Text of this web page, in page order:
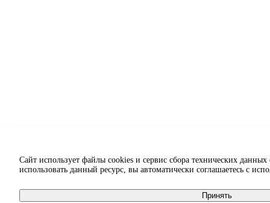
Сайт использует файлы cookies и сервис сбора технических
использовать данный ресурс, вы автоматически соглашаетесь с
Принять